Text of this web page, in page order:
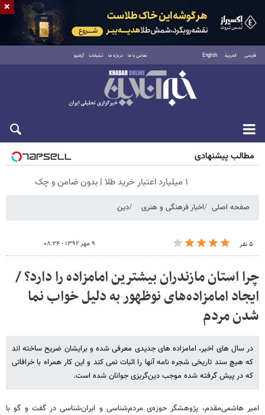
فارسی العربية English تماس با ما درباره ما تبلیغات آرشیو
شنبه ۱۷ مرداد ۱۴۰۵
مطالب پیشنهادی
۱ میلیارد اعتبار خرید طلا | بدون ضامن و چک
صفحه اصلی اخبار فرهنگی و هنری دین
۵ نفر ۹ مهر ۱۳۹۲ - ۰۸:۲۴
چرا استان مازندران بیشترین امامزاده را دارد؟ /
ایجاد امامزاده‌های نوظهور به دلیل خواب نما
شدن مردم
در سال های اخیر، امامزاده های جدیدی معرفی شده و برایشان ضریح ساخته اند
که هیچ سند تاریخی شجره نامه آنها را اثبات نمی کند و این کار همراه با خرافاتی
که در پیش گرفته شده موجب دین‌گریزی جوانان شده است.
امیر هاشمی‌مقدم، پژوهشگر حوزه‌ی مردم‌شناسی و ایران‌شناسی در گفت و گو با
×